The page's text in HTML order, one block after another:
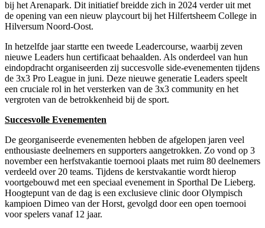
bij het Arenapark. Dit initiatief breidde zich in 2024 verder uit met
de opening van een nieuw playcourt bij het Hilfertsheem College in
Hilversum Noord-Oost.
In hetzelfde jaar startte een tweede Leadercourse, waarbij zeven
nieuwe Leaders hun certificaat behaalden. Als onderdeel van hun
eindopdracht organiseerden zij succesvolle side-evenementen tijdens
de 3x3 Pro League in juni. Deze nieuwe generatie Leaders speelt
een cruciale rol in het versterken van de 3x3 community en het
vergroten van de betrokkenheid bij de sport.
Succesvolle Evenementen
De georganiseerde evenementen hebben de afgelopen jaren veel
enthousiaste deelnemers en supporters aangetrokken. Zo vond op 3
november een herfstvakantie toernooi plaats met ruim 80 deelnemers
verdeeld over 20 teams. Tijdens de kerstvakantie wordt hierop
voortgebouwd met een speciaal evenement in Sporthal De Lieberg.
Hoogtepunt van de dag is een exclusieve clinic door Olympisch
kampioen Dimeo van der Horst, gevolgd door een open toernooi
voor spelers vanaf 12 jaar.